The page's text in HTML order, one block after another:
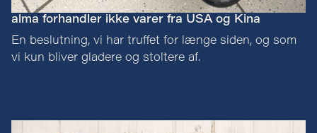
alma forhandler ikke varer fra USA og Kina
En beslutning, vi har truffet for længe siden, og som
vi kun bliver gladere og stoltere af.